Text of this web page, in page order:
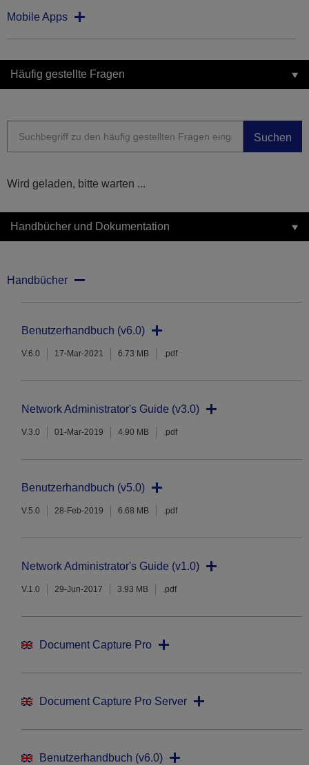
Mobile Apps
Häufig gestellte Fragen
Suchen
Wird geladen, bitte warten ...
Handbücher und Dokumentation
Handbücher
Benutzerhandbuch (v6.0)
V.6.0 17-Mar-2021 6.73 MB .pdf
Network Administrator's Guide (v3.0)
V.3.0 01-Mar-2019 4.90 MB .pdf
Benutzerhandbuch (v5.0)
V.5.0 28-Feb-2019 6.68 MB .pdf
Network Administrator's Guide (v1.0)
V.1.0 29-Jun-2017 3.93 MB .pdf
Document Capture Pro
Document Capture Pro Server
Benutzerhandbuch (v6.0)